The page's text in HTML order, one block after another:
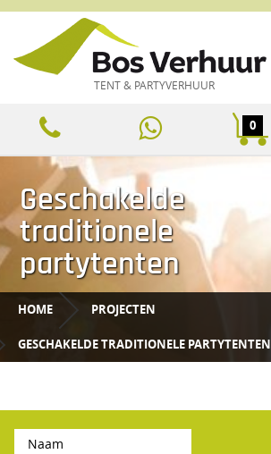
TENT & PARTYVERHUUR
0
Geschakelde
traditionele
partytenten
HOME PROJECTEN
GESCHAKELDE TRADITIONELE PARTYTENTEN